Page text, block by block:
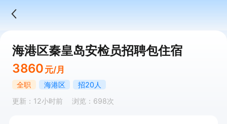
海港区秦皇岛安检员招聘包住宿
3860 元/月
全职 海港区
招20人
更新：12小时前
浏览：698次